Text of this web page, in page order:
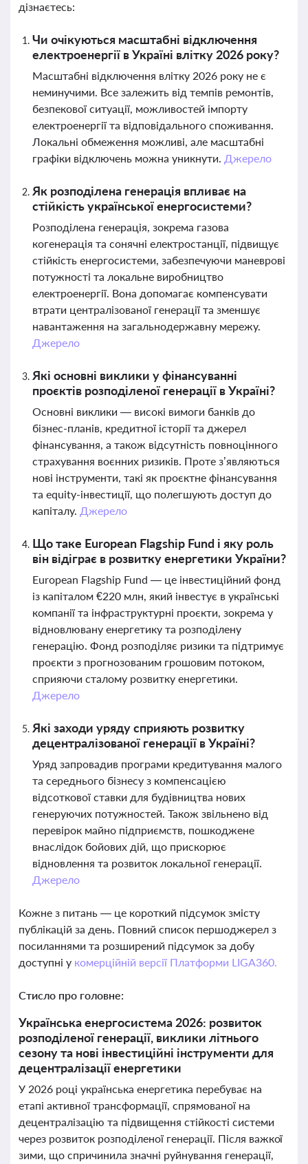
дізнаєтесь:
Чи очікуються масштабні відключення
електроенергії в Україні влітку 2026 року?
Масштабні відключення влітку 2026 року не є
неминучими. Все залежить від темпів ремонтів,
безпекової ситуації, можливостей імпорту
електроенергії та відповідального споживання.
Локальні обмеження можливі, але масштабні
графіки відключень можна уникнути. Джерело
Як розподілена генерація впливає на
стійкість української енергосистеми?
Розподілена генерація, зокрема газова
когенерація та сонячні електростанції, підвищує
стійкість енергосистеми, забезпечуючи маневрові
потужності та локальне виробництво
електроенергії. Вона допомагає компенсувати
втрати централізованої генерації та зменшує
навантаження на загальнодержавну мережу.
Джерело
Які основні виклики у фінансуванні
проєктів розподіленої генерації в Україні?
Основні виклики — високі вимоги банків до
бізнес-планів, кредитної історії та джерел
фінансування, а також відсутність повноцінного
страхування воєнних ризиків. Проте з’являються
нові інструменти, такі як проєктне фінансування
та equity-інвестиції, що полегшують доступ до
капіталу. Джерело
Що таке European Flagship Fund і яку роль
він відіграє в розвитку енергетики України?
European Flagship Fund — це інвестиційний фонд
із капіталом €220 млн, який інвестує в українські
компанії та інфраструктурні проєкти, зокрема у
відновлювану енергетику та розподілену
генерацію. Фонд розподіляє ризики та підтримує
проєкти з прогнозованим грошовим потоком,
сприяючи сталому розвитку енергетики.
Джерело
Які заходи уряду сприяють розвитку
децентралізованої генерації в Україні?
Уряд запровадив програми кредитування малого
та середнього бізнесу з компенсацією
відсоткової ставки для будівництва нових
генеруючих потужностей. Також звільнено від
перевірок майно підприємств, пошкоджене
внаслідок бойових дій, що прискорює
відновлення та розвиток локальної генерації.
Джерело
Кожне з питань — це короткий підсумок змісту
публікацій за день. Повний список першоджерел з
посиланнями та розширений підсумок за добу
доступні у комерційній версії Платформи LIGA360.
Стисло про головне:
Українська енергосистема 2026: розвиток
розподіленої генерації, виклики літнього
сезону та нові інвестиційні інструменти для
децентралізації енергетики
У 2026 році українська енергетика перебуває на
етапі активної трансформації, спрямованої на
децентралізацію та підвищення стійкості системи
через розвиток розподіленої генерації. Після важкої
зими, що спричинила значні руйнування генерації,